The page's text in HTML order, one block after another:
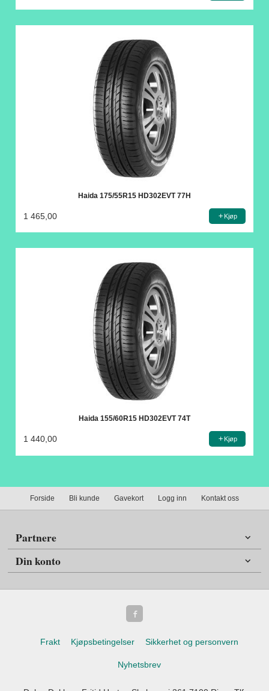
Haida 175/55R15 HD302EVT 77H
1 465,00 Kjøp
Haida 155/60R15 HD302EVT 74T
1 440,00 Kjøp
Forside Bli kunde Gavekort Logg inn Kontakt oss
Partnere
Din konto
Frakt Kjøpsbetingelser Sikkerhet og personvern
Nyhetsbrev